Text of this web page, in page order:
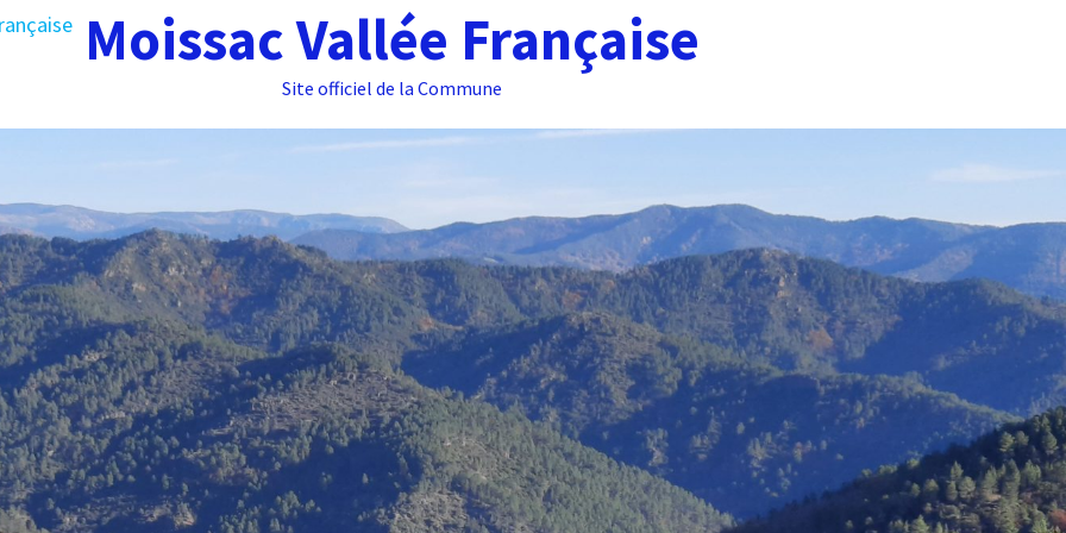
Moissac Vallée Française
Site officiel de la Commune